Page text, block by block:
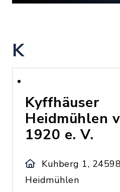
K
Kyffhäuser
Heidmühlen
1920 e. V.
Kuhberg 1,
Heidmühlen